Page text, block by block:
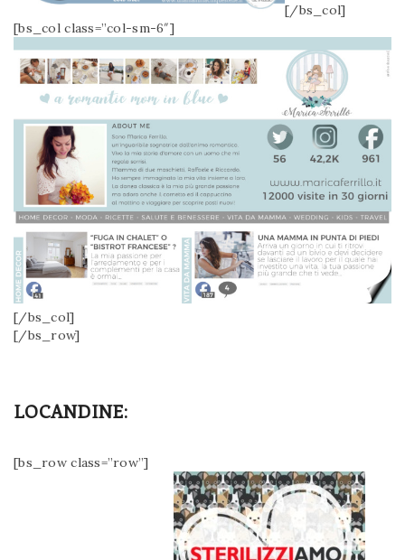
[/bs_col]
[bs_col class=”col-sm-6″]
[/bs_col]
[/bs_row]
LOCANDINE:
[bs_row class=”row”]